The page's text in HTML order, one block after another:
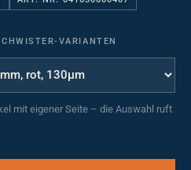
VARIANTEN
mit eigener Seite – die Auswahl ruft